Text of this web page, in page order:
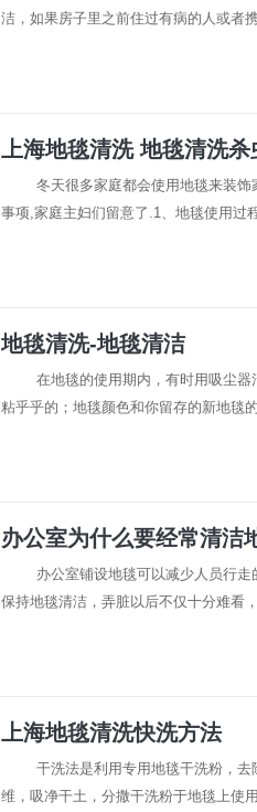
洁，如果房子里之前住过有病的人或者
上海地毯清洗 地毯清洗杀
冬天很多家庭都会使用地毯来装
事项,家庭主妇们留意了.1、地毯使用过
地毯清洗-地毯清洁
在地毯的使用期内，有时用吸尘
粘乎乎的；地毯颜色和你留存的新地毯
办公室为什么要经常清洁
办公室铺设地毯可以减少人员行
保持地毯清洁，弄脏以后不仅十分难看
上海地毯清洗快洗方法
干洗法是利用专用地毯干洗粉，
维，吸净干土，分撒干洗粉于地毯上使